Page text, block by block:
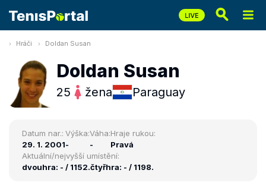
Hráči Doldan Susan
Doldan Susan
25 žena Paraguay
Datum nar.:
29. 1. 2001
Výška:
-
Váha:
-
Hraje rukou:
Pravá
Aktuální/nejvyšší umístění:
dvouhra: - / 1152.čtyřhra: - / 1198.